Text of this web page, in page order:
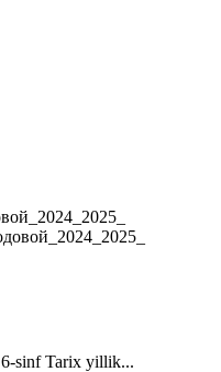
sinf Tarix yillik...